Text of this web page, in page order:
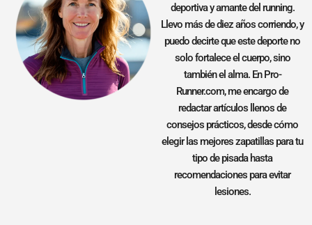
deportiva y amante del running.
Llevo más de diez años corriendo, y
puedo decirte que este deporte no
solo fortalece el cuerpo, sino
también el alma. En Pro-
Runner.com, me encargo de
redactar artículos llenos de
consejos prácticos, desde cómo
elegir las mejores zapatillas para tu
tipo de pisada hasta
recomendaciones para evitar
lesiones.